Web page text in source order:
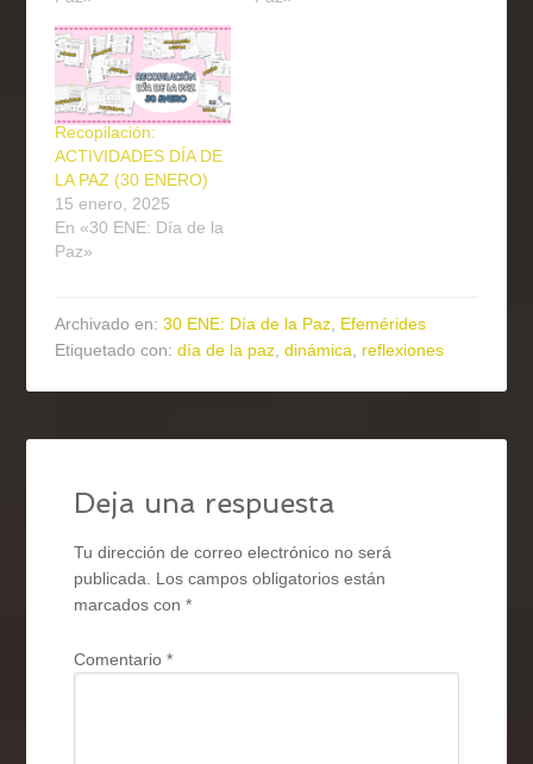
Recopilación:
ACTIVIDADES DÍA DE
LA PAZ (30 ENERO)
15 enero, 2025
En «30 ENE: Día de la
Paz»
Archivado en:30 ENE: Día de la Paz, Efemérides
Etiquetado con:día de la paz,dinámica, reflexiones
Deja una respuesta
Tu dirección de correo electrónico no será
publicada. Los campos obligatorios están
marcados con*
Comentario*